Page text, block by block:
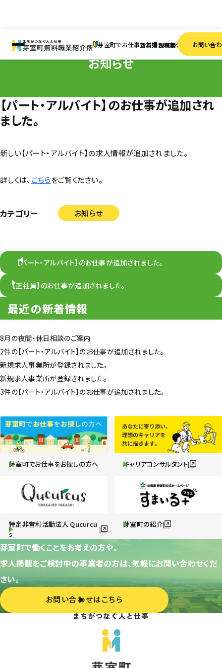
芽室町でお仕事をお探しの方へ
新着情報求人検索事業者一覧お問い合
お知らせ
【パート・アルバイト】のお仕事が追加され
ました。
新しい【パート・アルバイト】の求人情報が追加されました。
詳しくは、 こちらをご覧ください。
カテゴリー お知らせ
【パート・アルバイト】のお仕事が追加されました。
【正社員】のお仕事が追加されました。
最近の新着情報
8月の夜間・休日相談のご案内
2件の【パート・アルバイト】のお仕事が追加されました。
新規求人事業所が登録されました。
新規求人事業所が登録されました。
3件の【パート・アルバイト】のお仕事が追加されました。
芽室町でお仕事をお探しの方へ キャリアコンサルタント
特定非営利活動法人 Qucurcu
s
芽室町の紹介
芽室町で働くことをお考えの方や、
求人掲載をご検討中の事業者の方は、気軽にお問い合わせくだ
さい。
お問い合わせはこちら